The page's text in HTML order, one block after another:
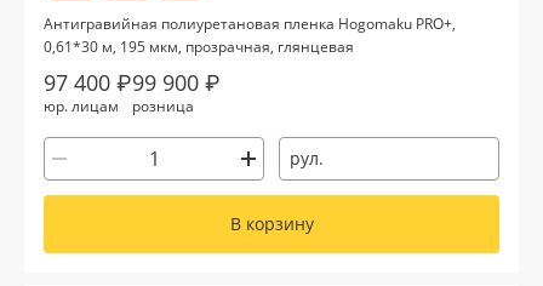
Антигравийная полиуретановая пленка Hogomaku PRO+,
0,61*30 м, 195 мкм, прозрачная, глянцевая
97 400 ₽
юр. лицам
99 900 ₽
розница
рул.
В корзину